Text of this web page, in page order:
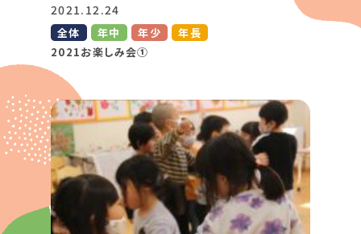
2021.12.24
全体 年中 年少
年長
2021お楽しみ会①